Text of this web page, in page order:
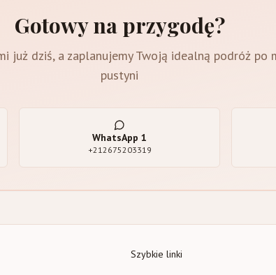
Gotowy na przygodę?
już dziś, a zaplanujemy Twoją idealną podróż po
pustyni
WhatsApp 1
+212675203319
Szybkie linki